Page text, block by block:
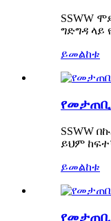
SSWW
ግድግዳ ላይ
ይመልከቱ
SSWW
ይህም
ይመልከቱ